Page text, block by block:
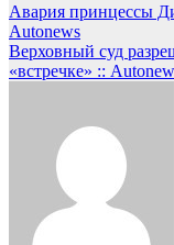
Навигация
по
записям
Авария принцессы
Autonews
Верховный суд
«встречке» ::